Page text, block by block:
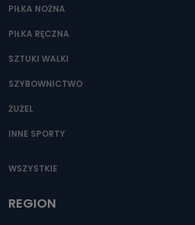
PIŁKA NOŻNA
PIŁKA RĘCZNA
SZTUKI WALKI
SZYBOWNICTWO
ŻUŻEL
INNE SPORTY
WSZYSTKIE
REGION